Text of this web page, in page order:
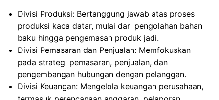
Divisi Produksi: Bertanggung jawab atas proses
produksi kaca datar, mulai dari pengolahan bahan
baku hingga pengemasan produk jadi.
Divisi Pemasaran dan Penjualan: Memfokuskan
pada strategi pemasaran, penjualan, dan
pengembangan hubungan dengan pelanggan.
Divisi Keuangan: Mengelola keuangan perusahaan,